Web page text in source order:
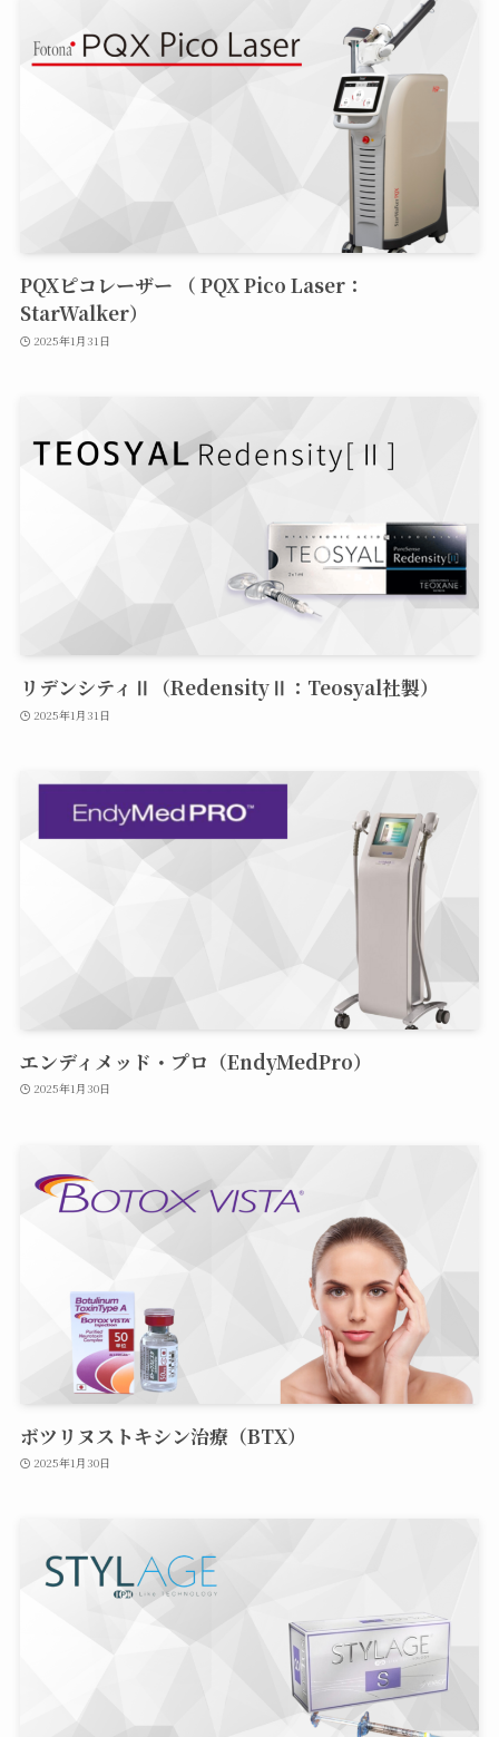
PQXピコレーザー （ PQX Pico Laser：
StarWalker）
2025年1月31日
リデンシティⅡ（RedensityⅡ：Teosyal社製）
2025年1月31日
エンディメッド・プロ（EndyMedPro）
2025年1月30日
ボツリヌストキシン治療（BTX）
2025年1月30日